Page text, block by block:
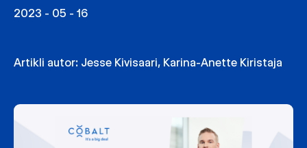
2023 - 05 - 16
Artikli autor: Jesse Kivisaari, Karina-Anette Kiristaja